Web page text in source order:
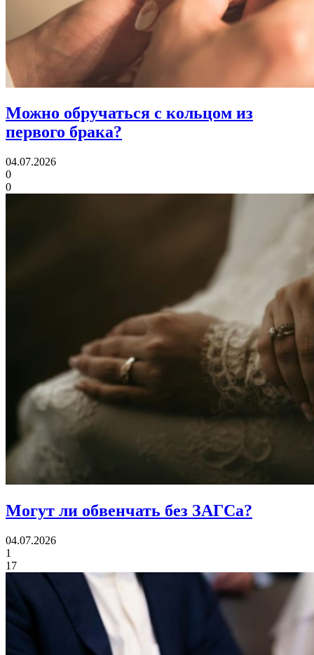
Можно обручаться с кольцом из
первого брака?
04.07.2026
0
0
Могут ли обвенчать без ЗАГСа?
04.07.2026
1
17